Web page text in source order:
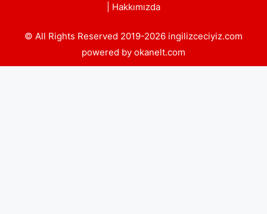
Hakkımızda
© All Rights Reserved 2019-2026 ingilizceciyiz.com
powered by okanelt.com